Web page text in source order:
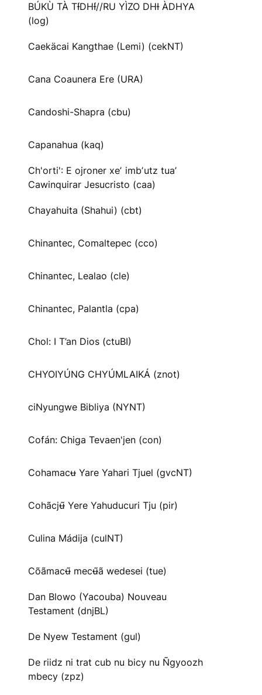
BÚKÙ TÀ TƗ́DHƗ́//RU YÌZO DHƗ ÀDHYA
(log)
Caekäcai Kangthae (Lemi) (cekNT)
Cana Coaunera Ere (URA)
Candoshi-Shapra (cbu)
Capanahua (kaq)
Ch'orti': E ojroner xeʼ imbʼutz tuaʼ
Cawinquirar Jesucristo (caa)
Chayahuita (Shahui) (cbt)
Chinantec, Comaltepec (cco)
Chinantec, Lealao (cle)
Chinantec, Palantla (cpa)
Chol: I T’an Dios (ctuBI)
CHYOIYÚNG CHYÚMLAIKÁ (znot)
ciNyungwe Bibliya (NYNT)
Cofán: Chiga Tevaen'jen (con)
Cohamacʉ Yare Yahari Tjuel (gvcNT)
Cohãcjʉ̃ Yere Yahuducuri Tju (pir)
Culina Mádija (culNT)
Cõãmacʉ̃ mecʉ̃ã wedesei (tue)
Dan Blowo (Yacouba) Nouveau
Testament (dnjBL)
De Nyew Testament (gul)
De riidz ni trat cub nu bicy nu Ñgyoozh
mbecy (zpz)